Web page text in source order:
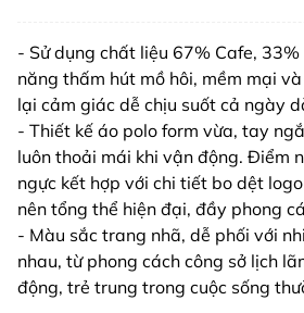
- Sử dụng chất liệu 67% Cafe,
năng thấm hút mồ hôi, mềm mại
lại cảm giác dễ chịu suốt cả ngày
- Thiết kế áo polo form vừa, tay
luôn thoải mái khi vận động. Điểm
ngực kết hợp với chi tiết bo dệt
nên tổng thể hiện đại, đầy phong
- Màu sắc trang nhã, dễ phối với
nhau, từ phong cách công sở lịch
động, trẻ trung trong cuộc sống